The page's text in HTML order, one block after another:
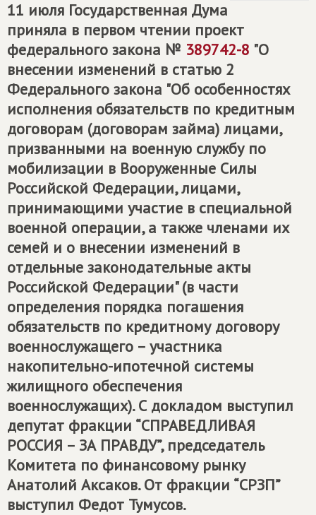
11 июля Государственная Дума
приняла в первом чтении проект
федерального закона № 389742-8 "О
внесении изменений в статью 2
Федерального закона "Об особенностях
исполнения обязательств по кредитным
договорам (договорам займа) лицами,
призванными на военную службу по
мобилизации в Вооруженные Силы
Российской Федерации, лицами,
принимающими участие в специальной
военной операции, а также членами их
семей и о внесении изменений в
отдельные законодательные акты
Российской Федерации" (в части
определения порядка погашения
обязательств по кредитному договору
военнослужащего – участника
накопительно-ипотечной системы
жилищного обеспечения
военнослужащих). С докладом выступил
депутат фракции “СПРАВЕДЛИВАЯ
РОССИЯ – ЗА ПРАВДУ”, председатель
Комитета по финансовому рынку
Анатолий Аксаков. От фракции “СРЗП”
выступил Федот Тумусов.